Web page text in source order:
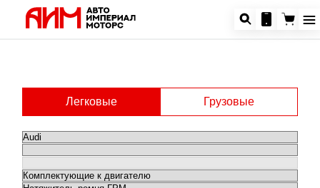
Легковые Грузовые